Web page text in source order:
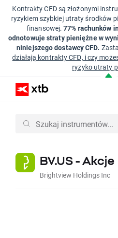
Kontrakty CFD są złożonymi
ryzykiem szybkiej utraty środków
finansowej.77% rachunków
odnotowuje straty pieniężne w
niniejszego dostawcy CFD.
działają kontrakty CFD, i czy
ryzyko utraty
BV.US - Akcje
Brightview Holdings Inc